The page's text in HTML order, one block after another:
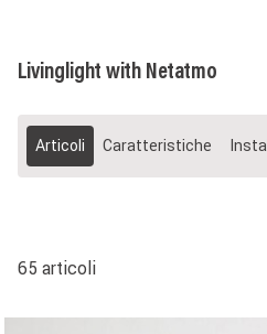
Livinglight with Netatmo
Articoli Caratteristiche
65 articoli